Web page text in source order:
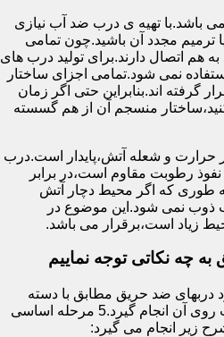
باشد.با تهیه ی درب ضد آب نیازی
ترمیم مجدد آن باشید.چون تمامی
هم اتصال دارند.برای تولید درب های
نمی شود.تمامی اجزای ساختار
گرفته اند.بنابراین حتی اگر زمان
منسجم آن از هم گسسته
و شعله آتش،پایدار است.درب
رطوبت مقاوم است،در برابر
طوری که اگر محیط دچار آتش
ذوب نمی شود.این موضوع در
زیاد است،برقرار می باشد.
چه نکاتی توجه نماییم
دربهای ضد حریق مطابق با دسته
بندی و مقاومت آن ها،باید تست روی آن انجام گیرد.5 مرحله اساسی
زیر انجام می گیرد: